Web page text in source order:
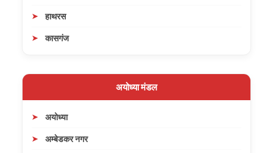
हाथरस
कासगंज
अयोध्या मंडल
अयोध्या
अम्बेडकर नगर